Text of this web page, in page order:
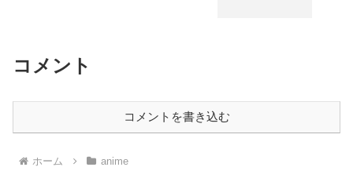
コメント
コメントを書き込む
ホーム anime